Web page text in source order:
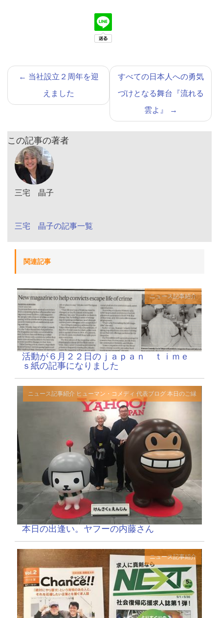
← 当社設立２周年を迎
えました
すべての日本人への勇気
づけとなる舞台『流れる
雲よ』
→
この記事の著者
三宅 晶子
三宅 晶子の記事一覧
関連記事
ニュース記事紹介
活動が６月２２日のｊａｐａｎ ｔｉｍｅ
ｓ紙の記事になりました
ニュース記事紹介 ヒューマン・コメディ 代表ブログ 本日のご縁
本日の出逢い。ヤフーの内藤さん
ニュース記事紹介